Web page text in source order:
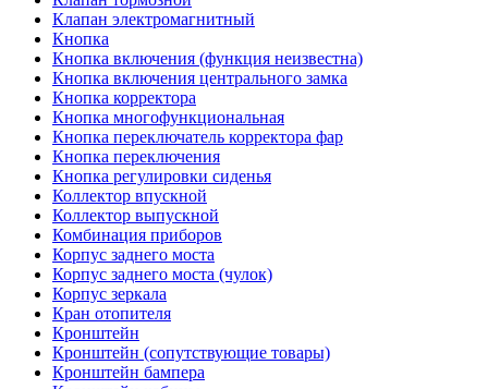
Клапан электромагнитный
Кнопка
Кнопка включения (функция неизвестна)
Кнопка включения центрального замка
Кнопка корректора
Кнопка многофункциональная
Кнопка переключатель корректора фар
Кнопка переключения
Кнопка регулировки сиденья
Коллектор впускной
Коллектор выпускной
Комбинация приборов
Корпус заднего моста
Корпус заднего моста (чулок)
Корпус зеркала
Кран отопителя
Кронштейн
Кронштейн (сопутствующие товары)
Кронштейн бампера